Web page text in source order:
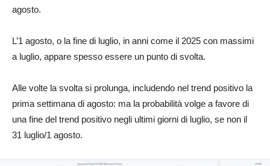
agosto.
L’1 agosto, o la fine di luglio, in anni come il 2025 con massimi
a luglio, appare spesso essere un punto di svolta.
Alle volte la svolta si prolunga, includendo nel trend positivo la
prima settimana di agosto: ma la probabilità volge a favore di
una fine del trend positivo negli ultimi giorni di luglio, se non il
31 luglio/1 agosto.